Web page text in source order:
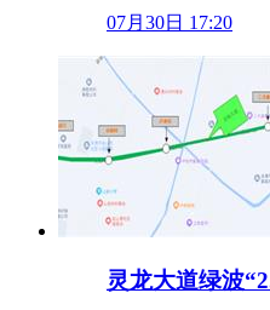
07月30日 17:20
灵龙大道绿波